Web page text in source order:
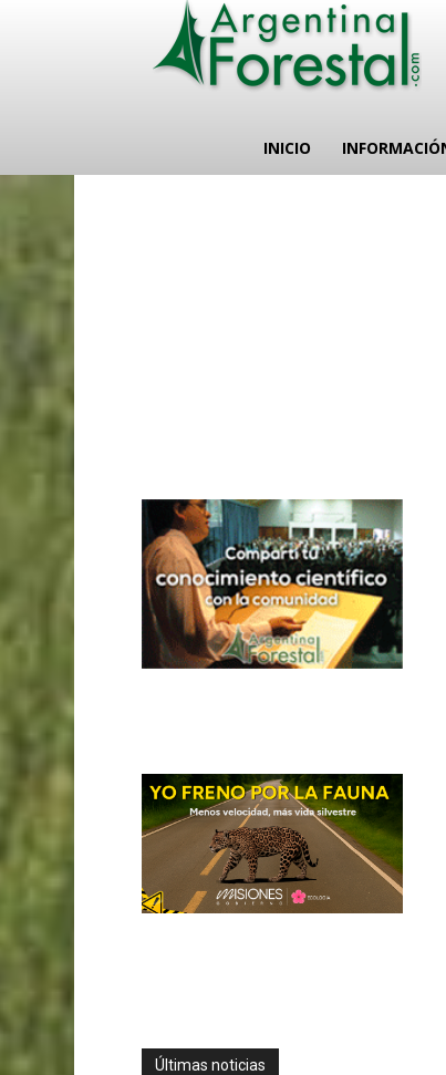
INICIO
Últimas noticias